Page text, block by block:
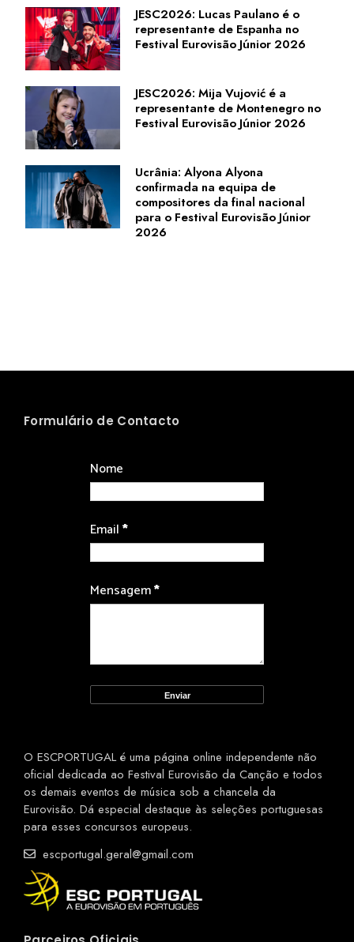
JESC2026: Lucas Paulano é o
representante de Espanha no
Festival Eurovisão Júnior 2026
JESC2026: Mija Vujović é a
representante de Montenegro no
Festival Eurovisão Júnior 2026
Ucrânia: Alyona Alyona
confirmada na equipa de
compositores da final nacional
para o Festival Eurovisão Júnior
2026
Formulário de Contacto
Nome
Email*
Mensagem*
O ESCPORTUGAL é uma página online independente não
oficial dedicada ao Festival Eurovisão da Canção e todos
os demais eventos de música sob a chancela da
Eurovisão. Dá especial destaque às seleções portuguesas
para esses concursos europeus.
escportugal.geral@gmail.com